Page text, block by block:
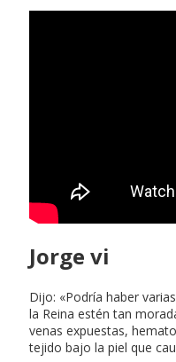
Jorge vi
Dijo: «Podría haber
la Reina estén tan
venas expuestas,
tejido bajo la piel que